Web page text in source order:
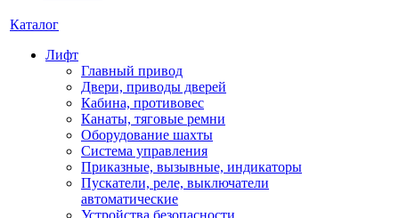
Каталог
Лифт
Главный привод
Двери, приводы дверей
Кабина, противовес
Канаты, тяговые ремни
Оборудование шахты
Система управления
Приказные, вызывные, индикаторы
Пускатели, реле, выключатели
автоматические
Устройства безопасности